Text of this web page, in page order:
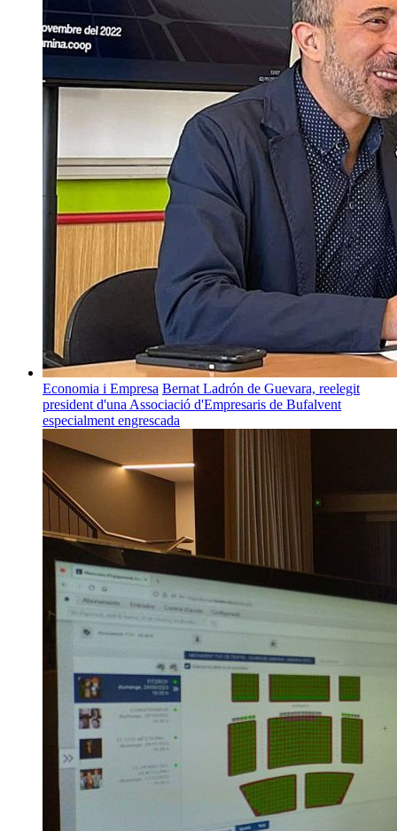
Economia i Empresa Bernat Ladrón de Guevara, reelegit
president d'una Associació d'Empresaris de Bufalvent
especialment engrescada